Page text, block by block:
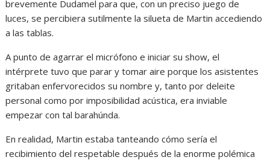
brevemente Dudamel para que, con un preciso juego de
luces, se percibiera sutilmente la silueta de Martin accediendo
a las tablas.
A punto de agarrar el micrófono e iniciar su show, el
intérprete tuvo que parar y tomar aire porque los asistentes
gritaban enfervorecidos su nombre y, tanto por deleite
personal como por imposibilidad acústica, era inviable
empezar con tal barahúnda.
En realidad, Martin estaba tanteando cómo sería el
recibimiento del respetable después de la enorme polémica